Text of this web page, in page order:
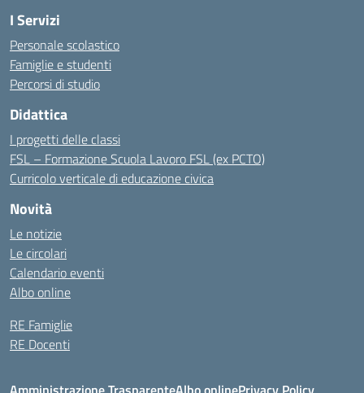
I Servizi
Personale scolastico
Famiglie e studenti
Percorsi di studio
Didattica
I progetti delle classi
FSL – Formazione Scuola Lavoro FSL (ex PCTO)
Curricolo verticale di educazione civica
Novità
Le notizie
Le circolari
Calendario eventi
Albo online
RE Famiglie
RE Docenti